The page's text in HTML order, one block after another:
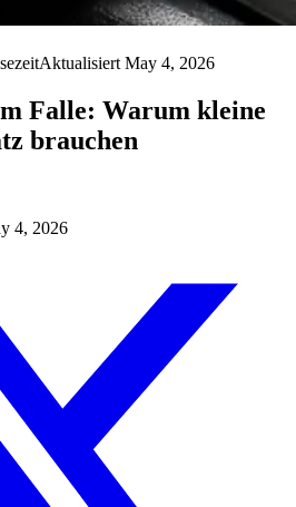
Aktualisiert May 4, 2026
Falle: Warum kleine
brauchen
4, 2026